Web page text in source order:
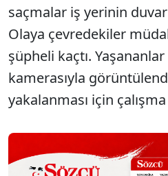
saçmalar iş yerinin
Olaya çevredekiler
şüpheli kaçtı.
kamerasıyla
yakalanması için